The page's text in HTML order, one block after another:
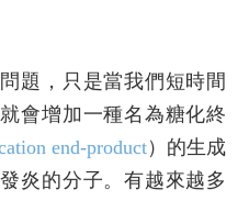
題，只是當我們短時間
會增加一種名為糖化終
end-product）的生成
炎的分子。有越來越多